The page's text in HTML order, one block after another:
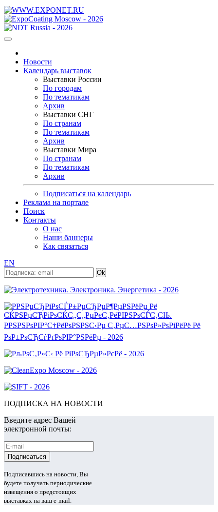
Новости
Календарь выставок
Выставки России
По городам
По тематикам
Архив
Выставки СНГ
По странам
По тематикам
Архив
Выставки Мира
По странам
По тематикам
Архив
Подписаться на календарь
Реклама на портале
Поиск
Контакты
О нас
Наши баннеры
Как связаться
EN
ПОДПИСКА НА НОВОСТИ
Введите адрес Вашей
электронной почты:
Подписавшись на новости, Вы
будете получать периодические
извещения о предстоящих
выставках на ваш e-mail.